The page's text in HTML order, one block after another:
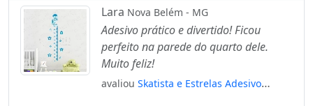
de Altura para Quarto, Porta e Parede
Mod:40
Lara Nova Belém - MG
Adesivo prático e divertido! Ficou
perfeito na parede do quarto dele.
Muito feliz!
avaliou Skatista e Estrelas Adesivo